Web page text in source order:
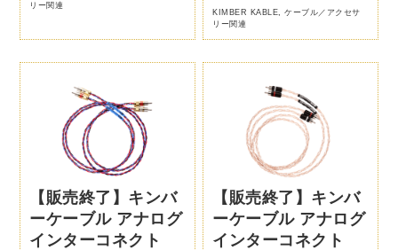
リー関連
KIMBER KABLE,ケーブル／アクセサ
リー関連
【販売終了】キンバ
ーケーブル アナログ
インターコネクト
【販売終了】キンバ
ーケーブル アナログ
インターコネクト